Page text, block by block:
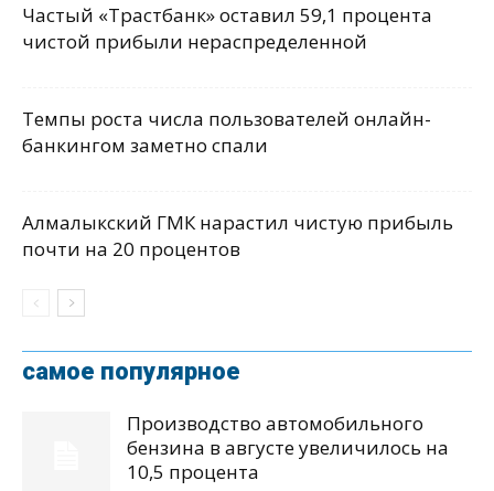
Частый «Трастбанк» оставил 59,1 процента
чистой прибыли нераспределенной
Темпы роста числа пользователей онлайн-
банкингом заметно спали
Алмалыкский ГМК нарастил чистую прибыль
почти на 20 процентов
самое популярное
Производство автомобильного
бензина в августе увеличилось на
10,5 процента